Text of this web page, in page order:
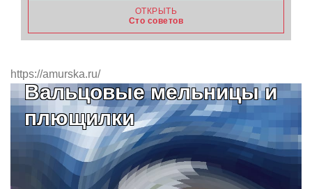
ОТКРЫТЬ
Сто советов
https://amurska.ru/
Вальцовые мельницы и
плющилки